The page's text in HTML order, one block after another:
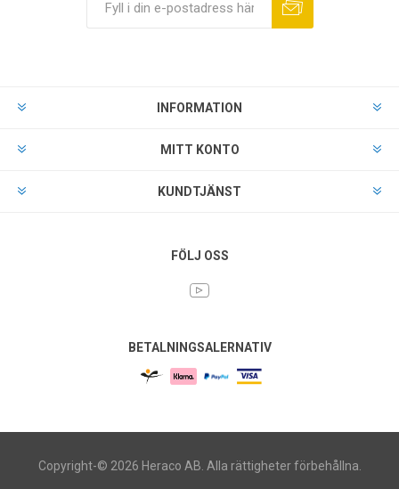
INFORMATION
MITT KONTO
KUNDTJÄNST
FÖLJ OSS
BETALNINGSALERNATIV
Copyright-© 2026 Heraco AB. Alla rättigheter förbehållna.